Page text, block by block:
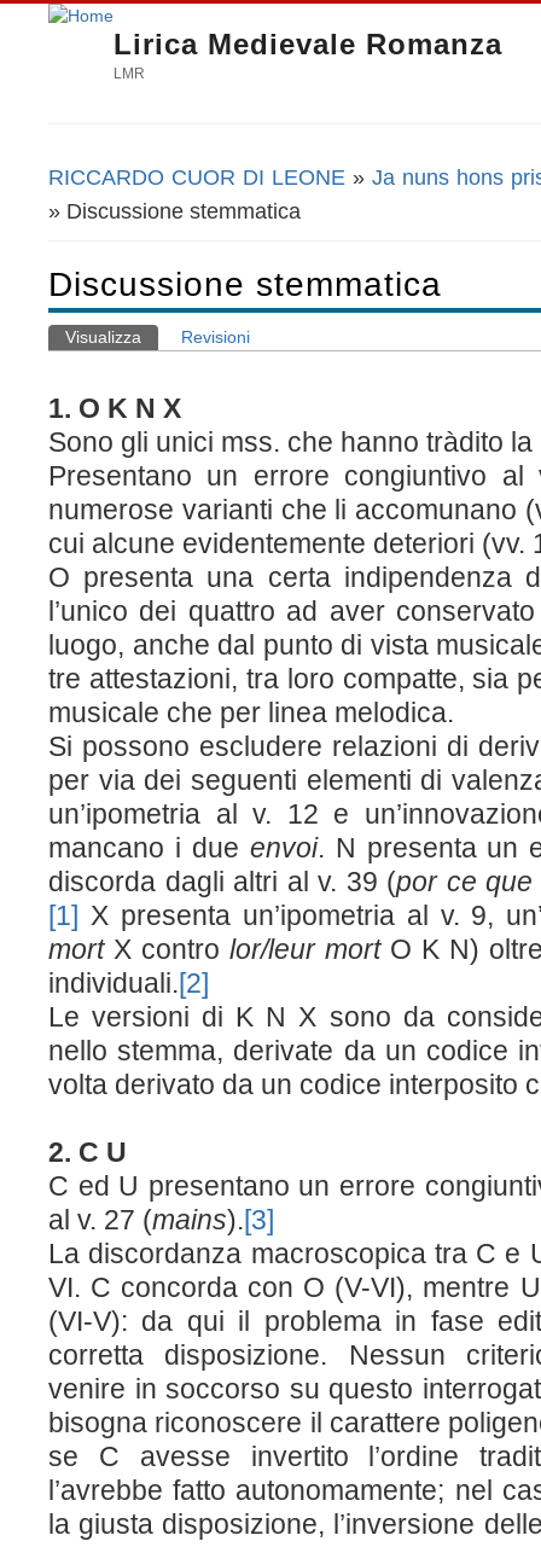
Lirica Medievale Romanza
LMR
Tu sei qui
RICCARDO CUOR DI LEONE » Ja nuns hons
» Discussione stemmatica
Discussione stemmatica
Schede primarie
Visualizza (scheda attiva)
Revisioni
1. O K N X
Sono gli unici mss. che hanno tràdito la
Presentano un errore congiuntivo
numerose varianti che li accomunano
cui alcune evidentemente deteriori (vv.
O presenta una certa indipendenza
l’unico dei quattro ad aver
luogo, anche dal punto di vista
tre attestazioni, tra loro compatte, sia
musicale che per linea melodica.
Si possono escludere relazioni di
per via dei seguenti elementi di
un’ipometria al v. 12 e
mancano i due envoi. N presenta un
discorda dagli altri al v. 39 (por ce que
[1] X presenta un’ipometria al v. 9,
mort X contro lor/leur mort O K N)
individuali.[2]
Le versioni di K N X sono da
nello stemma, derivate da un codice
volta derivato da un codice interposito
2. C U
C ed U presentano un errore
al v. 27 (mains).[3]
La discordanza macroscopica tra C e
VI. C concorda con O (V-VI), mentre
(VI-V): da qui il problema in fase
corretta disposizione. Nessun
venire in soccorso su questo
bisogna riconoscere il carattere
se C avesse invertito l’ordine
l’avrebbe fatto autonomamente; nel
la giusta disposizione, l’inversione